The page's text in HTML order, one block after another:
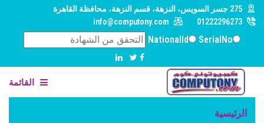
275 جسر السويس، النزهة، قسم النزهة، محافظة القاهرة‬
01222296273
info@computony.com
SerialNo
NationalId
القائمة
الرئيسية